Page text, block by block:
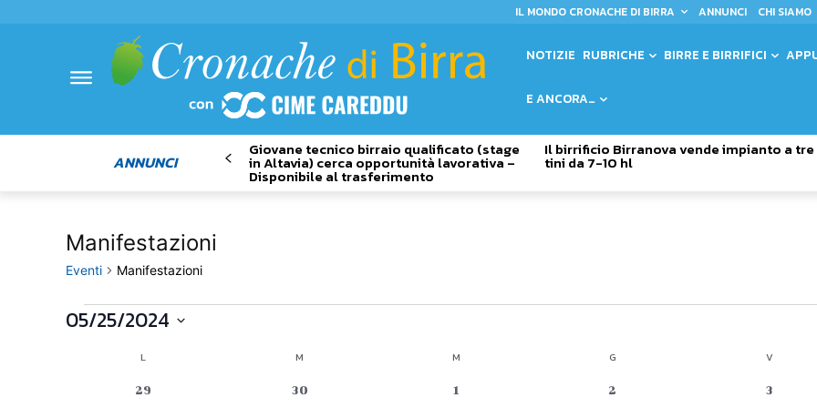
IL MONDO CRONACHE DI BIRRA ANNUNCI CHI SIAMO
NOTIZIE RUBRICHE BIRRE E BIRRIFICI
E ANCORA…
ANNUNCI
Giovane tecnico birraio qualificato (stage
in Altavia) cerca opportunità lavorativa –
Disponibile al trasferimento
Il birrificio Birranova vende impianto a tre
tini da 7-10 hl
Manifestazioni
Eventi Manifestazioni
Eventi
05/25/2024
Calendario
L M M G V
0
29
0
30
0
1
0
2
0
3